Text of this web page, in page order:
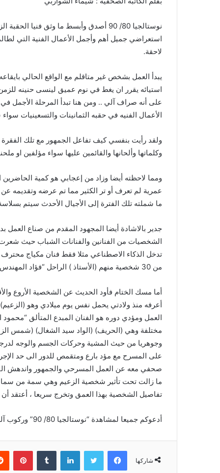
نوستالجيا 80/ 90 أصدق وأبسط ما وثق
استعراضي جميل أهم وأجمل الأعمال الفنية التي
لاحقة.
يبدأ العمل بشخص غير متاقلم مع الواقع الحالي
استيائه يقرر ان يغط في نوم عميق لينسى حنينه
على أنه صراف آلي .. ومن هنا تبدأ المرحلة
الأعمال الفنيه في حقبه الثمانينات والتسعينيات سواء
ولقد رأيت بنفسي كيف تفاعل الجمهور مع تلك الفقرة
وكلماتها وألحانها والقائمين عليها سواء مؤلفين او
ومما لاحظته أيضا وزاد من إعجابي هو كمية
عمرية لم تعرف أو تر الكثير مما تم عرضه وتقديمه عن
ما شملته تلك الفترة إلى الأجيال الأحدث سيتم
جدير بالاشادة أيضا المجهود المقدم من صناع العمل
الشخصيات من الفنانين والفنانات الشباب حيث
تدخل الذكاء الاصطناعي مثلا فقط فنان مكياج
من 30 شخصية منهم (الأستاذ ) الراحل “فؤاد المهندس” والتي قدمها بنفسه داخل العمل.
أما مسك الختام فأود الحديث عن الشخصية الأروع
أعرفه منذ ولادتي يحمل نفس يوم ميلادي وهو (الزعيم)
العمل ومؤدي دوره هو الفنان المبدع المتألق
مختلفة وهي (الحريف) (الواد سيد الشغال) (شمس
وجوهريا من حيث المشية وحركات الجسم والوجه
على المسرح مع مؤد بارع ومتقمص للدور الى حد
صحفي معه عن العمل المسرحي والجمهور واندهش
ما زالت تحت تأثير شخصية الزعيم وهي سمة من
تفاصيل الشخصية بهذا العمق وتخرج سريعا ، أعتقد
أدعوكم جميعا لمشاهدة “نوستالجيا 80/ 90” وركوب آلة الزمن والرجوع قليلا إلى الماضي وأنا أعدكم بالاستمتاع.
شاركها
فيسبوك لينكدإن بينتيريست